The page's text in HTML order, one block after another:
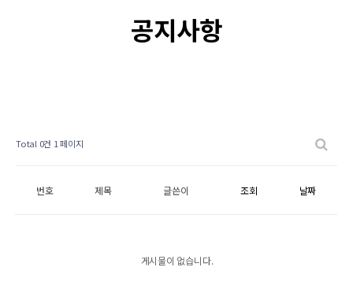
공지사항
Total 0건 1 페이지
번호 제목 글쓴이 조회 날짜
게시물이 없습니다.